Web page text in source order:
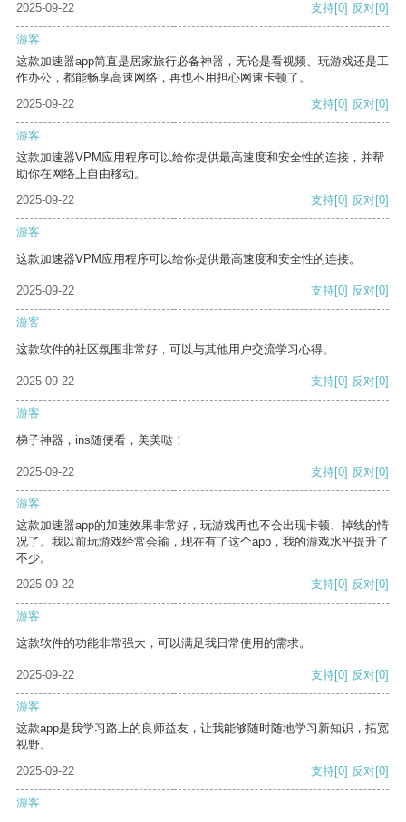
2025-09-22 支持[0] 反对[0]
游客
这款加速器app简直是居家旅行必备神器，无论是看视频、玩游戏还是工
作办公，都能畅享高速网络，再也不用担心网速卡顿了。
2025-09-22
支持[0] 反对[0]
游客
这款加速器VPM应用程序可以给你提供最高速度和安全性的连接，并帮
助你在网络上自由移动。
2025-09-22
支持[0] 反对[0]
游客
这款加速器VPM应用程序可以给你提供最高速度和安全性的连接。
2025-09-22 支持[0] 反对[0]
游客
这款软件的社区氛围非常好，可以与其他用户交流学习心得。
2025-09-22 支持[0] 反对[0]
游客
梯子神器，ins随便看，美美哒！
2025-09-22 支持[0] 反对[0]
游客
这款加速器app的加速效果非常好，玩游戏再也不会出现卡顿、掉线的情
况了。我以前玩游戏经常会输，现在有了这个app，我的游戏水平提升了
不少。
2025-09-22
支持[0] 反对[0]
游客
这款软件的功能非常强大，可以满足我日常使用的需求。
2025-09-22 支持[0] 反对[0]
游客
这款app是我学习路上的良师益友，让我能够随时随地学习新知识，拓宽
视野。
2025-09-22
支持[0] 反对[0]
游客